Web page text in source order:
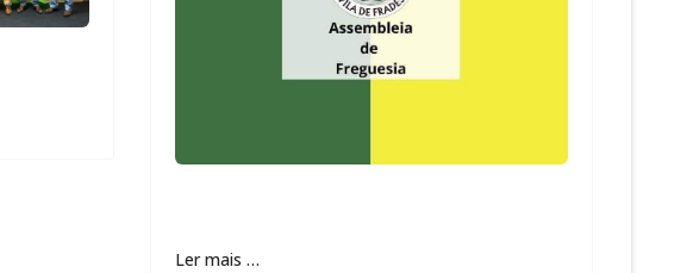
Ler mais …